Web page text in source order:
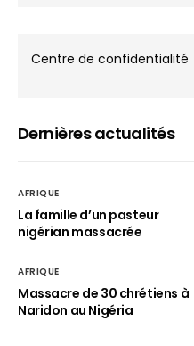
Centre de confidentialité
Dernières actualités
AFRIQUE
La famille d’un pasteur
nigérian massacrée
AFRIQUE
Massacre de 30 chrétiens à
Naridon au Nigéria